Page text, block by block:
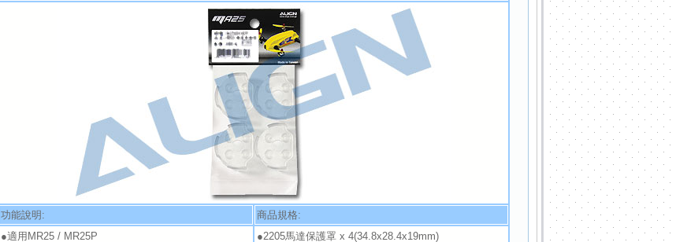
功能說明:
商品規格:
●適用MR25 / MR25P
●2205馬達保護罩 x 4(34.8x28.4x19mm)